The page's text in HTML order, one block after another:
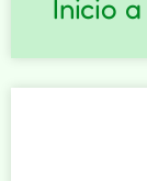
Inicio